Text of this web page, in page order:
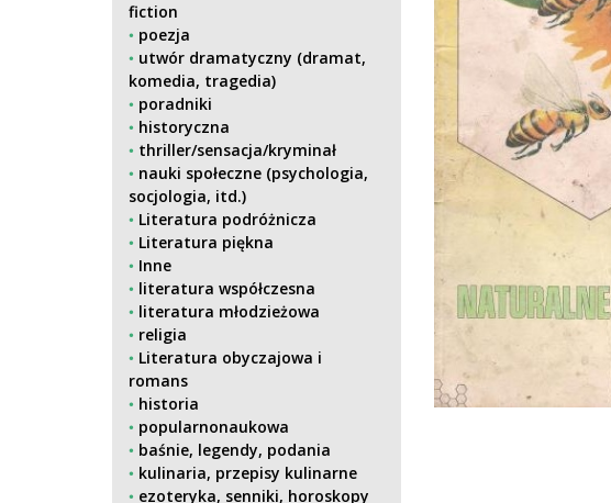
fiction
poezja
utwór dramatyczny (dramat,
komedia, tragedia)
poradniki
historyczna
thriller/sensacja/kryminał
nauki społeczne (psychologia,
socjologia, itd.)
Literatura podróżnicza
Literatura piękna
Inne
literatura współczesna
literatura młodzieżowa
religia
Literatura obyczajowa i
romans
historia
popularnonaukowa
baśnie, legendy, podania
kulinaria, przepisy kulinarne
ezoteryka, senniki, horoskopy